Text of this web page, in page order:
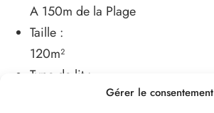
Gérer le consentement
A 150m de la Plage
Taille :
120m²
Type de lit :